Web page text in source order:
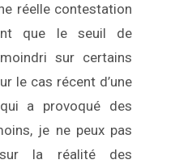
réelle contestation
que le seuil de
sur certains
le cas récent d’une
a provoqué des
je ne peux pas
la réalité des